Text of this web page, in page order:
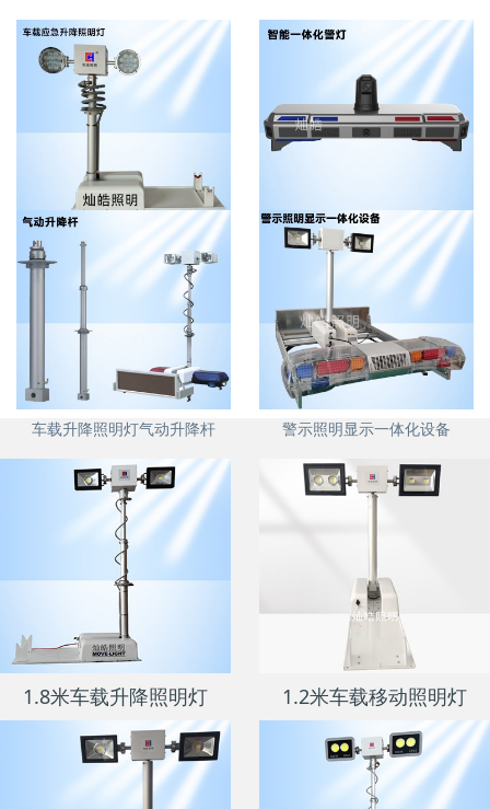
车载应急升降照明灯 一体化智能警灯
车载升降照明灯气动升降杆 警示照明显示一体化设备
1.8米车载升降照明灯 1.2米车载移动照明灯